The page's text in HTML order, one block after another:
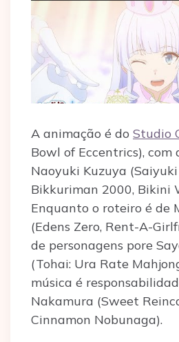
A animação é do Studio
Bowl of Eccentrics), com
Naoyuki Kuzuya
Bikkuriman 2000, Bikini
Enquanto o roteiro é de
(Edens Zero, Rent-A-
de personagens pore
(Tohai: Ura Rate
música é
Nakamura (Sweet
Cinnamon Nobunaga).